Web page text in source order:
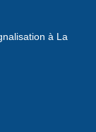
à La